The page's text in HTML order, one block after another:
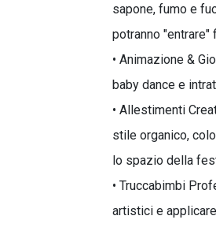
sapone, fumo e
potranno
• Animazione &
baby dance e
• Allestimenti
stile organico,
lo spazio della
• Truccabimbi
artistici e